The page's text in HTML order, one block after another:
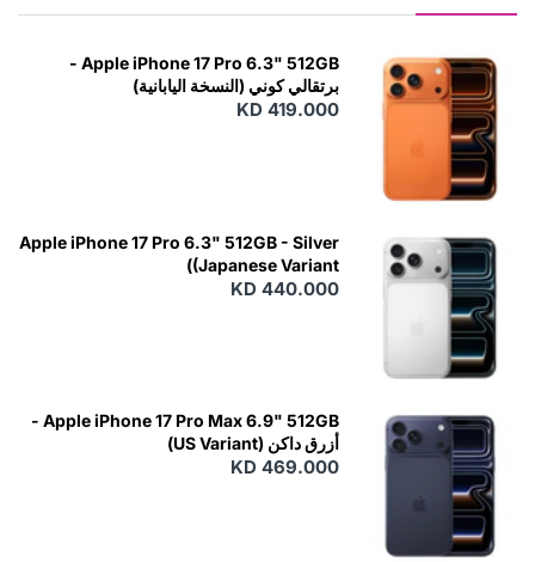
Apple iPhone 17 Pro 6.3" 512GB -
برتقالي كوني (النسخة اليابانية)
KD 419.000
Apple iPhone 17 Pro 6.3" 512GB - Silver
(Japanese Variant)
KD 440.000
Apple iPhone 17 Pro Max 6.9" 512GB -
أزرق داكن (US Variant)
KD 469.000